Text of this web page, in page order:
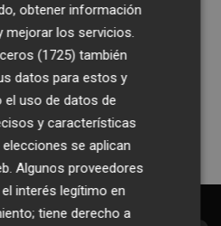
actualidad de
en tu correo
suscribirme
obtener información
mejorar los servicios.
(1725) también
datos para estos y
el uso de datos de
y características
se aplican
Algunos proveedores
interés legítimo en
tiene derecho a